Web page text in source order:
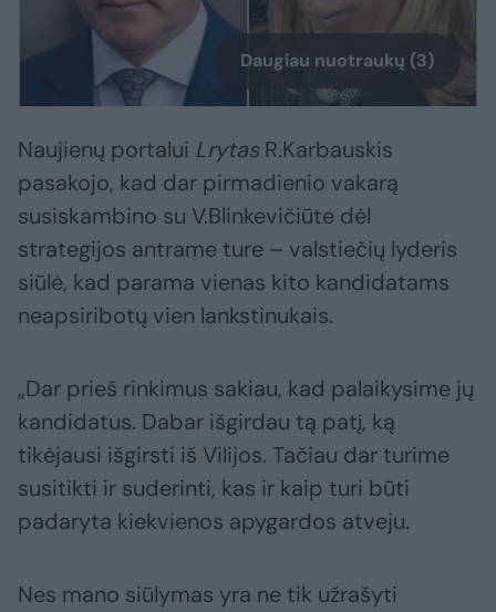
Daugiau nuotraukų (3)
Naujienų portalui LrytasR.Karbauskis
pasakojo, kad dar pirmadienio vakarą
susiskambino su V.Blinkevičiūte dėl
strategijos antrame ture – valstiečių lyderis
siūlė, kad parama vienas kito kandidatams
neapsiribotų vien lankstinukais.
„Dar prieš rinkimus sakiau, kad palaikysime jų
kandidatus. Dabar išgirdau tą patį, ką
tikėjausi išgirsti iš Vilijos. Tačiau dar turime
susitikti ir suderinti, kas ir kaip turi būti
padaryta kiekvienos apygardos atveju.
Nes mano siūlymas yra ne tik užrašyti